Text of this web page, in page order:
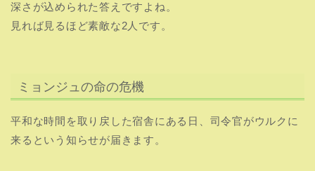
深さが込められた答えですよね。
見れば見るほど素敵な2人です。
ミョンジュの命の危機
平和な時間を取り戻した宿舎にある日、司令官がウルクに
来るという知らせが届きます。